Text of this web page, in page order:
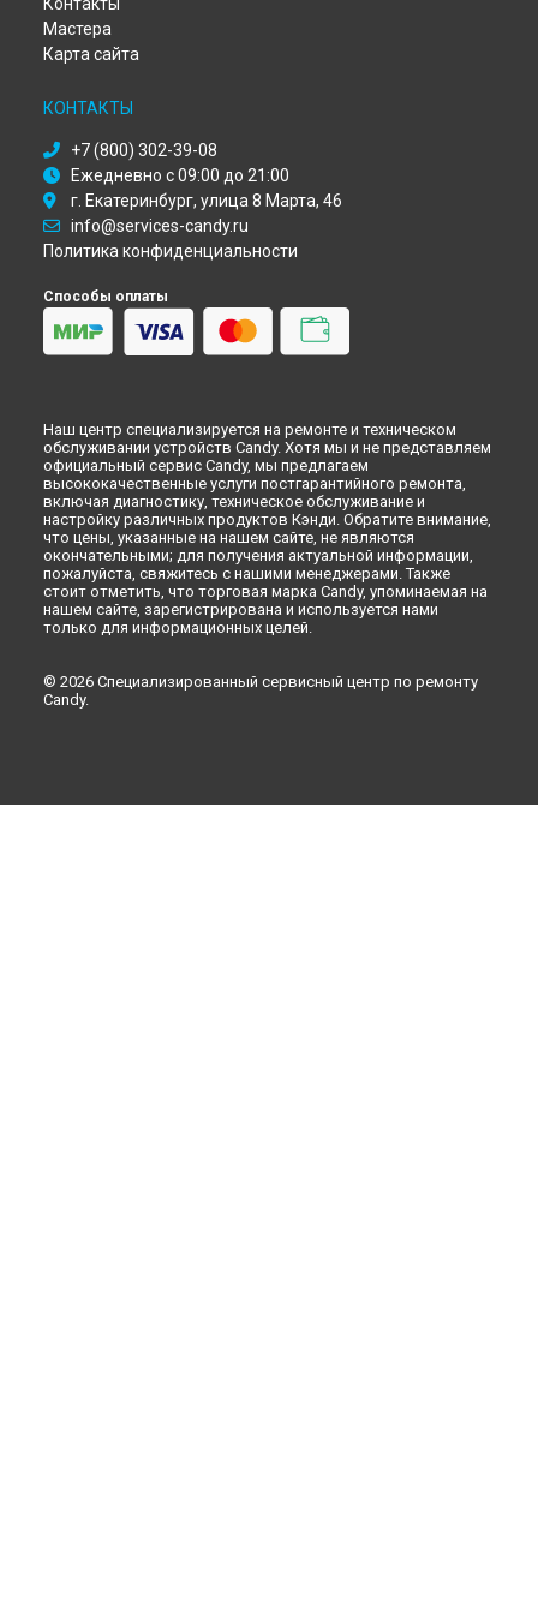
Ремонт стиральной машины Activa 85 Candy в
Ремонт стиральной машины Activa 85 Candy в
Ремонт стиральной машины Activa 85 Candy в
Ремонт стиральной машины Activa 85 Candy в
Ремонт стиральной машины Activa 85 Candy в
Ремонт стиральной машины Activa 85 Candy в
Челнах
Ремонт стиральной машины Activa 85 Candy в
Мастера
Карта сайта
КОНТАКТЫ
+7 (800) 302-39-08
Ежедневно с 09:00 до 21:00
г. Екатеринбург, улица 8 Марта, 46
info@services-candy.ru
Политика конфиденциальности
Способы оплаты
Наш центр специализируется на ремонте и техническом
обслуживании устройств Candy. Хотя мы и не представляем
официальный сервис Candy, мы предлагаем
высококачественные услуги постгарантийного ремонта,
включая диагностику, техническое обслуживание и
настройку различных продуктов Кэнди. Обратите внимание,
что цены, указанные на нашем сайте, не являются
окончательными; для получения актуальной информации,
пожалуйста, свяжитесь с нашими менеджерами. Также
стоит отметить, что торговая марка Candy, упоминаемая на
нашем сайте, зарегистрирована и используется нами
только для информационных целей.
© 2026 Специализированный сервисный центр по ремонту
Candy.